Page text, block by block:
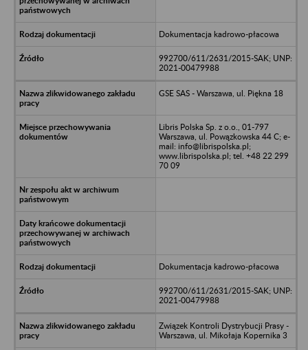
Dokumentacja kadrowo-płacowa
992700/611/2631/2015-SAK; UNP:
2021-00479988
GSE SAS - Warszawa, ul. Piękna 18
Libris Polska Sp. z o.o., 01-797
Warszawa, ul. Powązkowska 44 C; e-
mail: info@librispolska.pl;
www.librispolska.pl; tel. +48 22 299
70 09
Dokumentacja kadrowo-płacowa
992700/611/2631/2015-SAK; UNP:
2021-00479988
Związek Kontroli Dystrybucji Prasy -
Warszawa, ul. Mikołaja Kopernika 3